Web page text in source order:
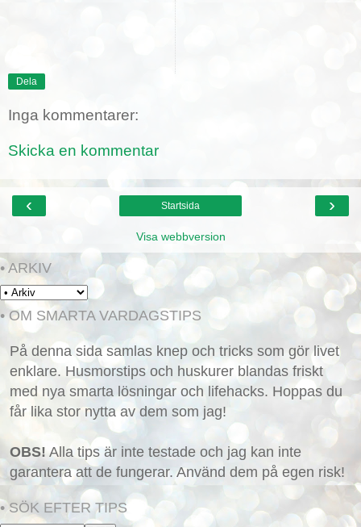
Dela
Inga kommentarer:
Skicka en kommentar
‹ ›
Startsida
Visa webbversion
• ARKIV
• OM SMARTA VARDAGSTIPS
På denna sida samlas knep och tricks som gör livet
enklare. Husmorstips och huskurer blandas friskt
med nya smarta lösningar och lifehacks. Hoppas du
får lika stor nytta av dem som jag!
OBS! Alla tips är inte testade och jag kan inte
garantera att de fungerar. Använd dem på egen risk!
• SÖK EFTER TIPS